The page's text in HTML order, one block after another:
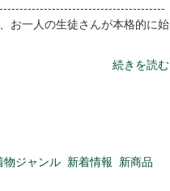
お一人の生徒さんが本格的に始
続きを読む
物ジャンル 新着情報 新商品